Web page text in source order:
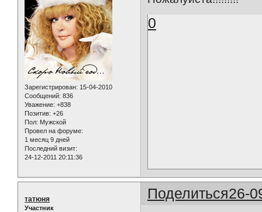
Зарегистрирован: 15-04-2010
Сообщений: 836
Уважение: +838
Позитив: +26
Пол: Мужской
Провел на форуме:
1 месяц 9 дней
Последний визит:
24-12-2011 20:11:36
0
Поделиться26-
татюня
Участник